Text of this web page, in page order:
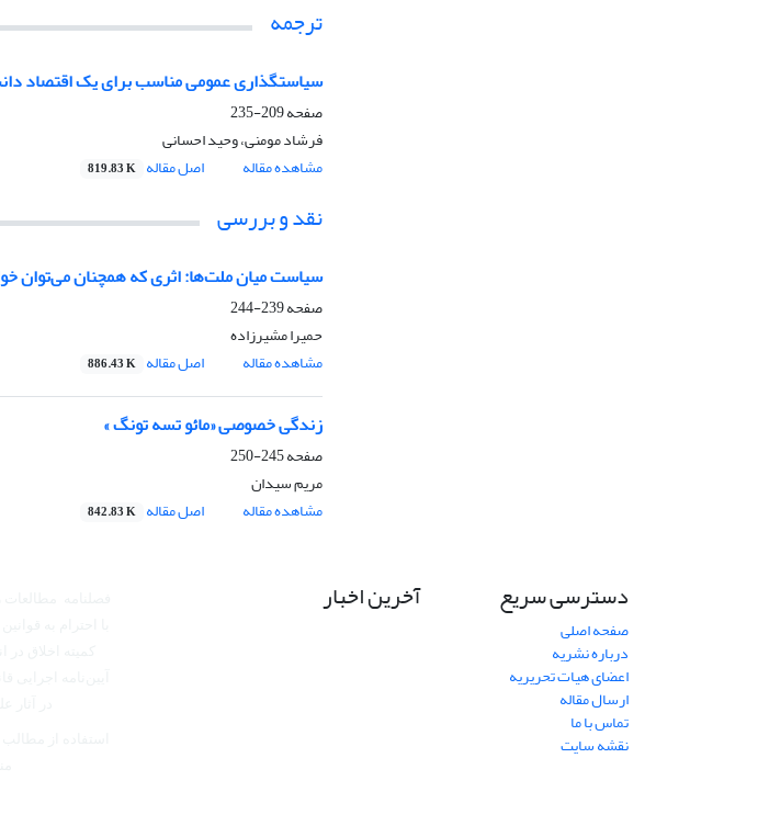
ترجمه
سیاستگذاری عمومی مناسب برای یک اقتصاد
صفحه209-235
فرشاد مومنی، وحید احسانی
مشاهده مقاله
اصل مقاله 819.83 K
نقد و بررسی
سیاست میان ملت‌ها: اثری که همچنان می‌توان
صفحه239-244
حمیرا مشیرزاده
مشاهده مقاله
اصل مقاله 886.43 K
زندگی خصوصی «مائو تسه تونگ »
صفحه245-250
مریم سیدان
مشاهده مقاله
اصل مقاله 842.83 K
دسترسی سریع
صفحه اصلی
درباره نشریه
اعضای هیات تحریریه
ارسال مقاله
تماس با ما
نقشه سایت
آخرین اخبار